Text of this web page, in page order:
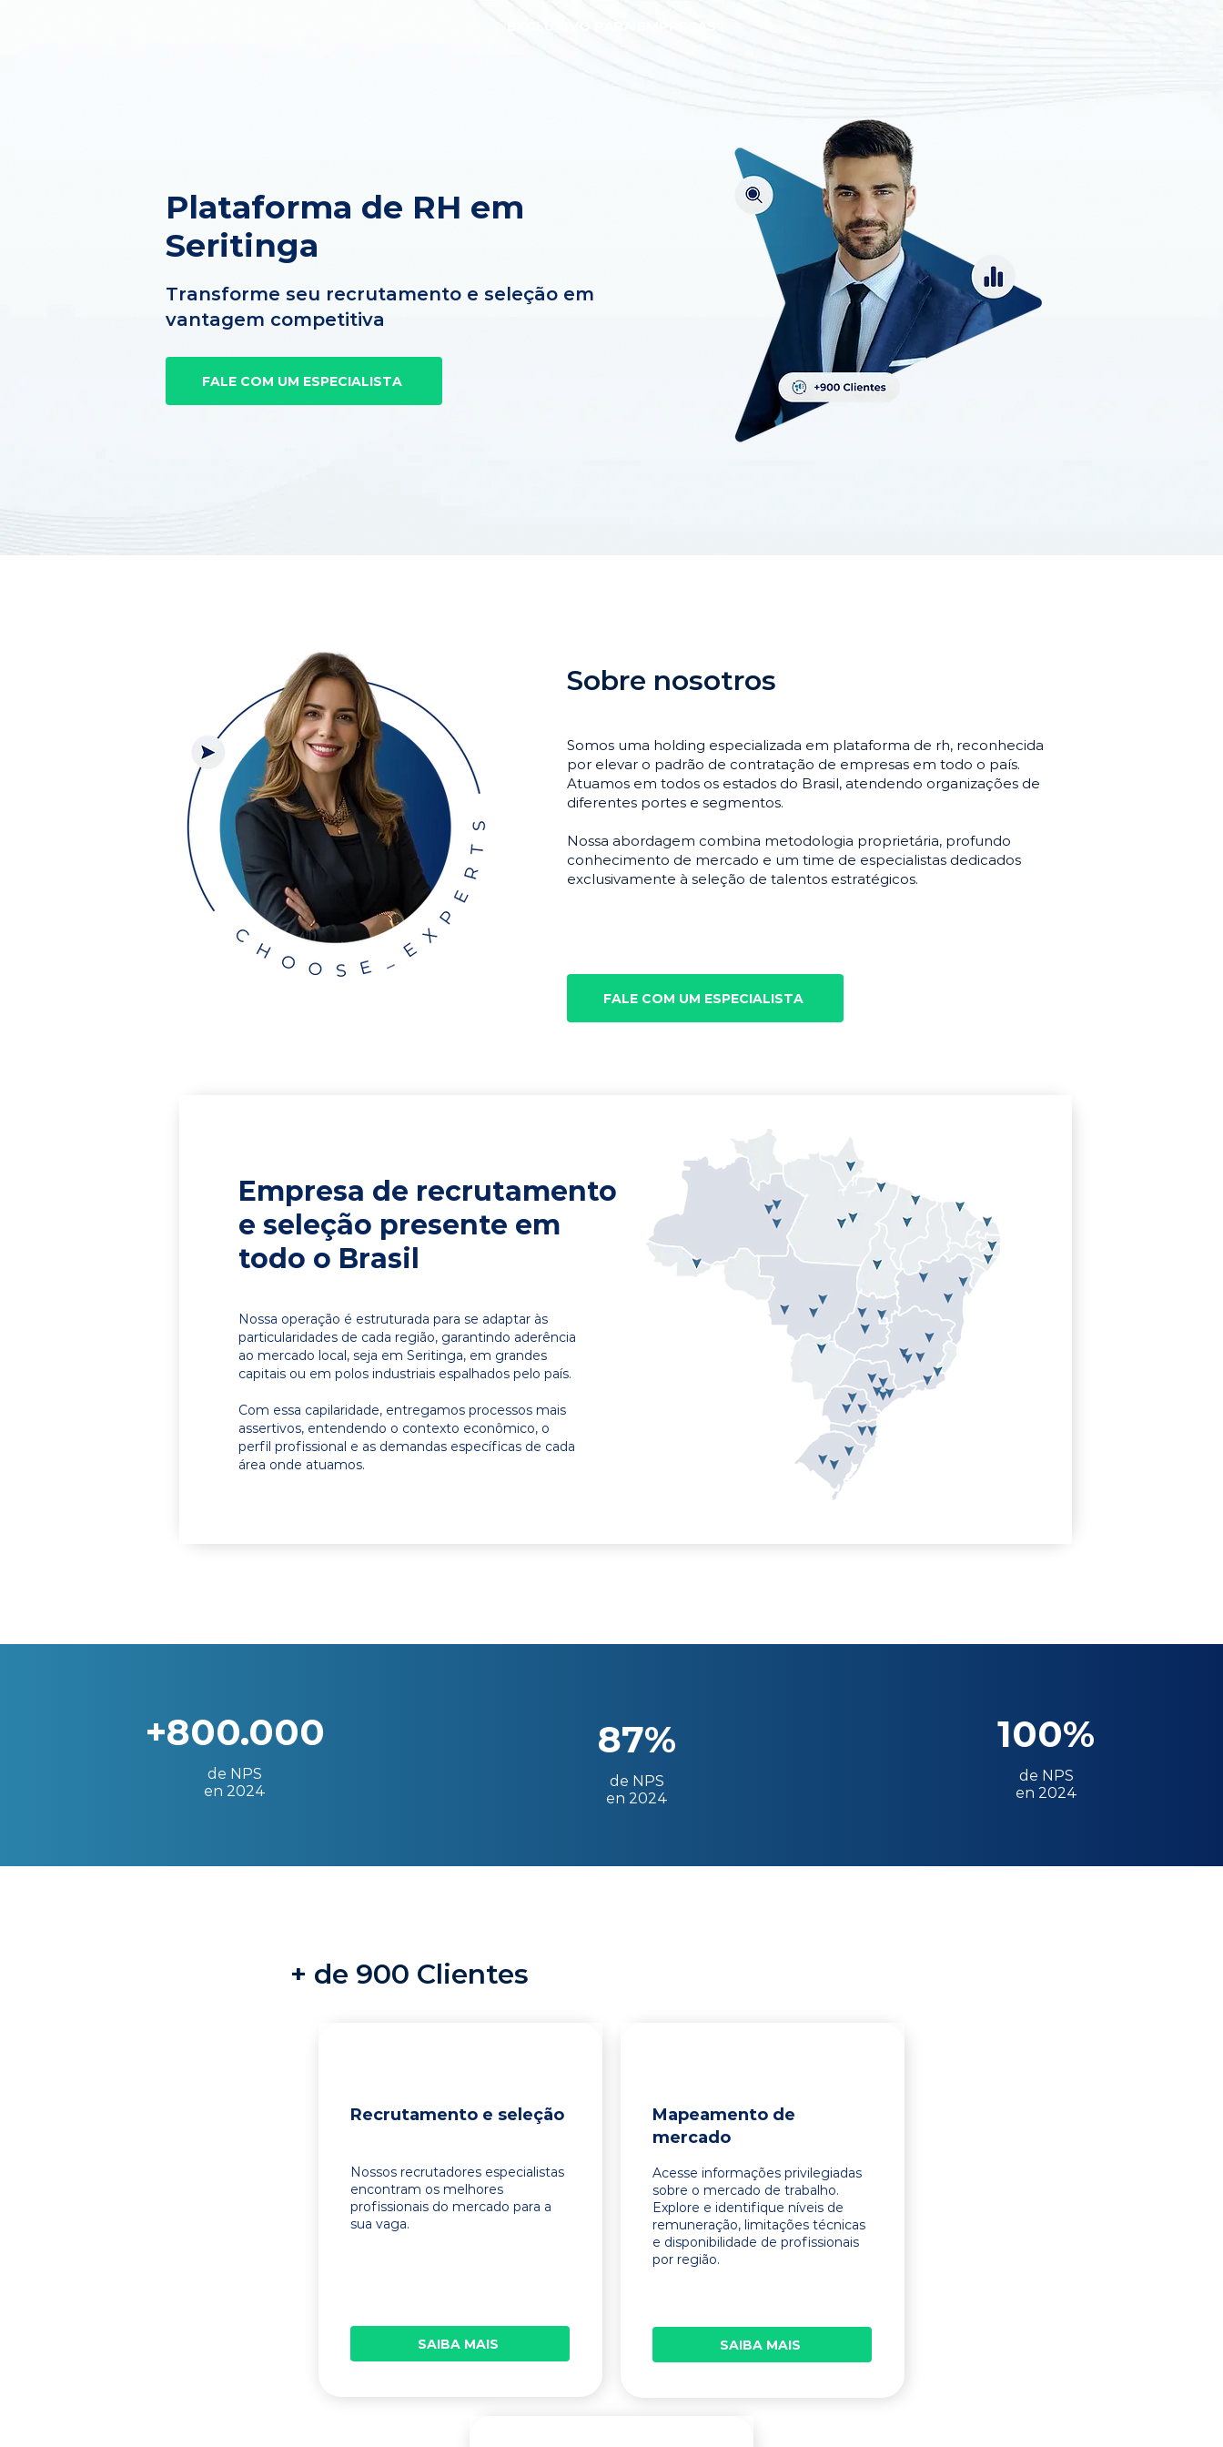
Plataforma de RH em
Seritinga
Transforme seu recrutamento e seleção em
vantagem competitiva
FALE COM UM ESPECIALISTA
Sobre nosotros
Somos uma holding especializada em plataforma de rh, reconhecida
por elevar o padrão de contratação de empresas em todo o país.
Atuamos em todos os estados do Brasil, atendendo organizações de
diferentes portes e segmentos.
Nossa abordagem combina metodologia proprietária, profundo
conhecimento de mercado e um time de especialistas dedicados
exclusivamente à seleção de talentos estratégicos.
FALE COM UM ESPECIALISTA
Empresa de recrutamento
e seleção presente em
todo o Brasil
Nossa operação é estruturada para se adaptar às
particularidades de cada região, garantindo aderência
ao mercado local, seja em Seritinga, em grandes
capitais ou em polos industriais espalhados pelo país.
Com essa capilaridade, entregamos processos mais
assertivos, entendendo o contexto econômico, o
perfil profissional e as demandas específicas de cada
área onde atuamos.
+800.000
de NPS
en 2024
87%
de NPS
en 2024
100%
de NPS
en 2024
+ de 900 Clientes
Recrutamento e seleção
Nossos recrutadores especialistas
encontram os melhores
profissionais do mercado para a
sua vaga.
SAIBA MAIS
Mapeamento de
mercado
Acesse informações privilegiadas
sobre o mercado de trabalho.
Explore e identifique níveis de
remuneração, limitações técnicas
e disponibilidade de profissionais
por região.
SAIBA MAIS